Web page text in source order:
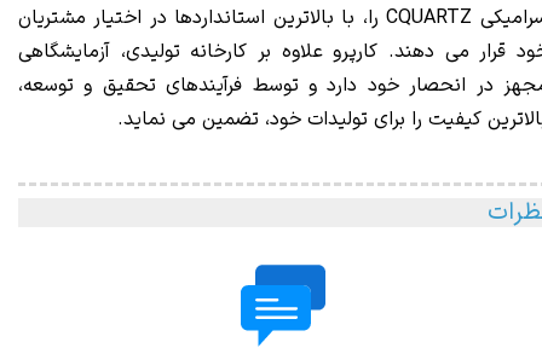
CQUARTZ را، با بالاترین استانداردها در اختیار مشتریان
قرار می دهند. کارپرو علاوه بر کارخانه تولیدی، آزمایشگاهی
در انحصار خود دارد و توسط فرآیندهای تحقیق و توسعه،
کیفیت را برای تولیدات خود، تضمین می نماید.